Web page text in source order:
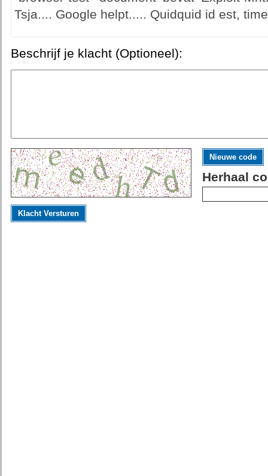
Tsja.... Google helpt..... Quidquid id est,
Beschrijf je klacht (Optioneel):
Nieuwe code
Herhaal
Klacht Versturen